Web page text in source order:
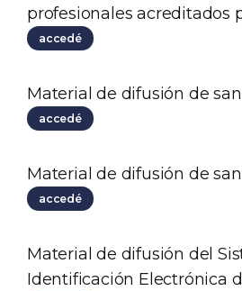
profesionales acreditados
accedé
Material de difusión de
accedé
Material de difusión de
accedé
Material de difusión del
Identificación Electrónica